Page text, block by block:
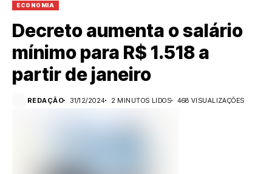
ECONOMIA
Decreto aumenta o salário
mínimo para R$ 1.518 a
partir de janeiro
REDAÇÃO 31/12/2024 2 MINUTOS LIDOS 468 VISUALIZAÇÕES